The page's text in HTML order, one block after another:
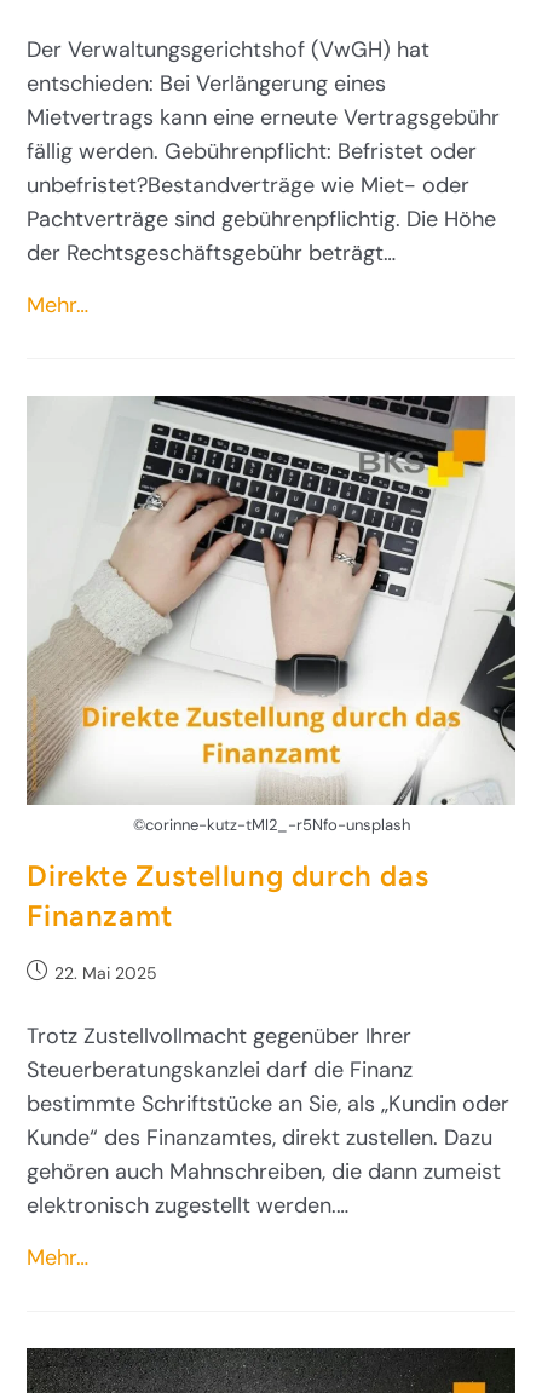
Der Verwaltungsgerichtshof (VwGH) hat
entschieden: Bei Verlängerung eines
Mietvertrags kann eine erneute Vertragsgebühr
fällig werden. Gebührenpflicht: Befristet oder
unbefristet?Bestandverträge wie Miet- oder
Pachtverträge sind gebührenpflichtig. Die Höhe
der Rechtsgeschäftsgebühr beträgt…
Mehr…
©corinne-kutz-tMI2_-r5Nfo-unsplash
Direkte Zustellung durch das
Finanzamt
22. Mai 2025
Trotz Zustellvollmacht gegenüber Ihrer
Steuerberatungskanzlei darf die Finanz
bestimmte Schriftstücke an Sie, als „Kundin oder
Kunde“ des Finanzamtes, direkt zustellen. Dazu
gehören auch Mahnschreiben, die dann zumeist
elektronisch zugestellt werden.…
Mehr…